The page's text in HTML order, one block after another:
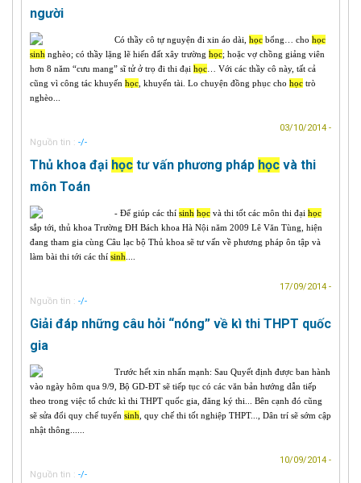
người
Có thầy cô tự nguyện đi xin áo dài, học bổng… cho học
sinh nghèo; có thầy lặng lẽ hiến đất xây trường học; hoặc vợ chồng giảng viên
hơn 8 năm “cưu mang” sĩ tử ở trọ đi thi đại học … Với các thầy cô này, tất cả
cũng vì công tác khuyến học , khuyến tài. Lo chuyện đồng phục cho học trò
nghèo...
03/10/2014 -
Nguồn tin : -/-
Thủ khoa đại học tư vấn phương pháp học và thi
môn Toán
- Để giúp các thí sinh học và thi tốt các môn thi đại học
sắp tới, thủ khoa Trường ĐH Bách khoa Hà Nội năm 2009 Lê Văn Tùng, hiện
đang tham gia cùng Câu lạc bộ Thủ khoa sẽ tư vấn về phương pháp ôn tập và
làm bài thi tới các thí sinh
17/09/2014 -
Nguồn tin : -/-
Giải đáp những câu hỏi “nóng” về kì thi THPT quốc
gia
Trước hết xin nhấn mạnh: Sau Quyết định được ban hành
vào ngày hôm qua 9/9, Bộ GD-ĐT sẽ tiếp tục có các văn bản hướng dẫn tiếp
theo trong việc tổ chức kì thi THPT quốc gia, đăng ký thi... Bên cạnh đó cũng
sẽ sửa đổi quy chế tuyển sinh , quy chế thi tốt nghiệp THPT..., Dân trí sẽ sớm cập
nhật thông......
10/09/2014 -
Nguồn tin : -/-